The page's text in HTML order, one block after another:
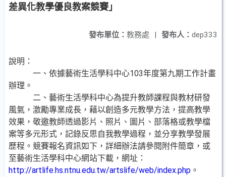
差異化教學優良教案競賽」
發布人： dep333
發布單位： 教務處 |
說明：
一、依據藝術生活學科中心103年度第九期工作計畫
辦理。
二、藝術生活學科中心為提升教師課程與教材研發
風氣，激勵專業成長，藉以創造多元教學方法，提高教學
效果，敬邀教師透過影片、照片、圖片、部落格或教學檔
案等多元形式，記錄反思自我教學過程，並分享教學發展
歷程。競賽報名資訊如下，詳細辦法請參閱附件簡章，或
至藝術生活學科中心網站下載，網址：
http://artlife.hs.ntnu.edu.tw/artslife/web/index.php 。